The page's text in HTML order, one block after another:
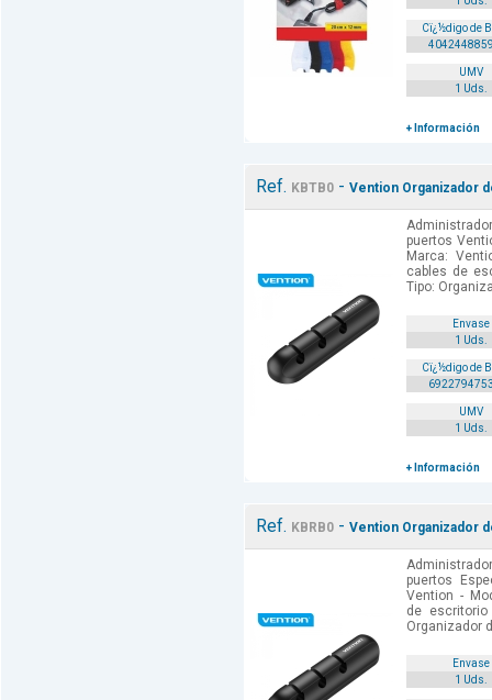
Cï¿½digo de
UMV
1 Uds.
+ Información
Ref. KBTB0 - Vention Organizador
puertos
Marca:
cables de
Tipo:
Envase
1 Uds.
Cï¿½digo de
UMV
1 Uds.
+ Información
Ref. KBRB0 - Vention Organizador
puertos
Vention -
de
Organizador
Envase
1 Uds.